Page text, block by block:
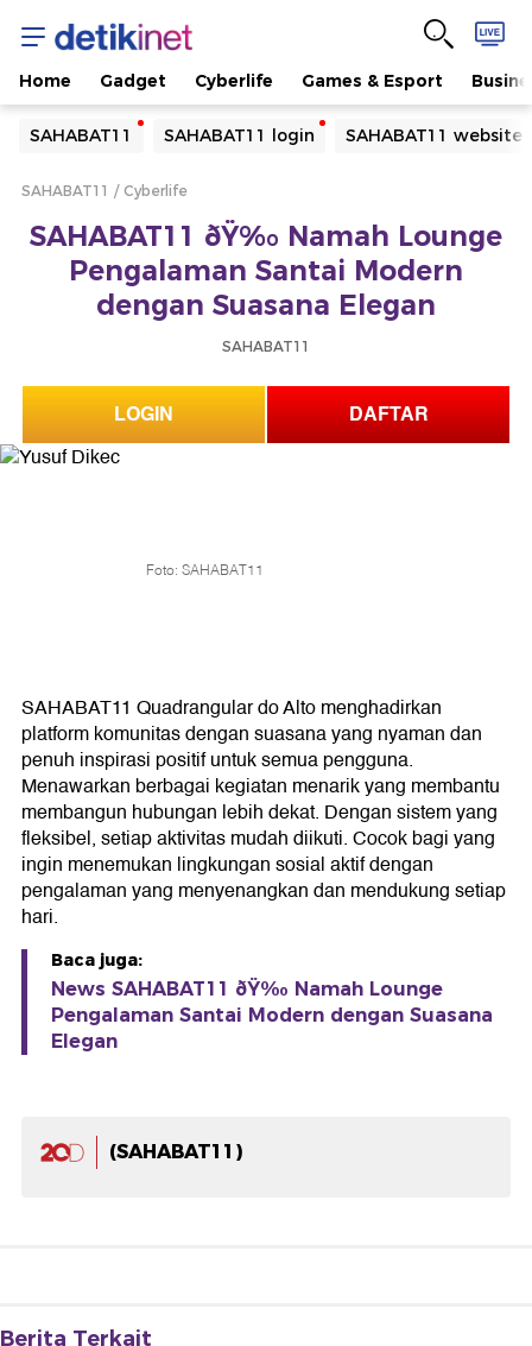
Home Gadget Cyberlife Games & Esport
SAHABAT11 SAHABAT11 login SAHABAT11 website
Yang sedang ramai dicari
Loading...
Loading...
SAHABAT11 Cyberlife
SAHABAT11 ðŸ‰ Namah Lounge
Pengalaman Santai Modern
dengan Suasana Elegan
SAHABAT11
LOGIN DAFTAR
Foto: SAHABAT11
SAHABAT11 Quadrangular do Alto menghadirkan
platform komunitas dengan suasana yang nyaman dan
penuh inspirasi positif untuk semua pengguna.
Menawarkan berbagai kegiatan menarik yang membantu
membangun hubungan lebih dekat. Dengan sistem yang
fleksibel, setiap aktivitas mudah diikuti. Cocok bagi yang
ingin menemukan lingkungan sosial aktif dengan
pengalaman yang menyenangkan dan mendukung setiap
hari.
Baca juga:
News SAHABAT11 ðŸ‰ Namah Lounge
Pengalaman Santai Modern dengan Suasana
Elegan
(SAHABAT11)
Berita Terkait